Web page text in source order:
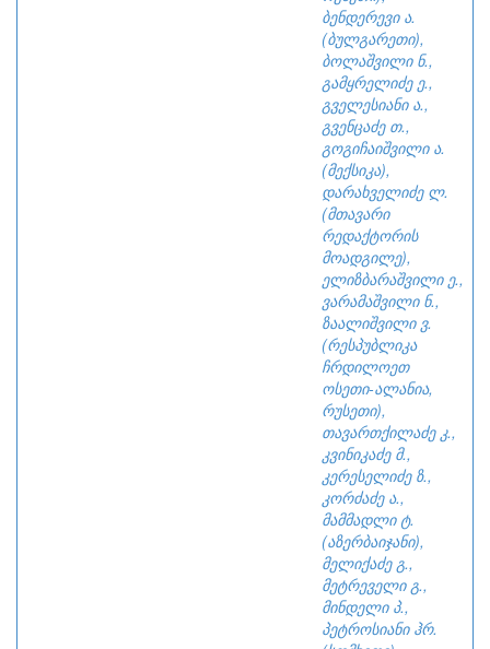
ბენდერევი ა.
(ბულგარეთი),
ბოლაშვილი ნ.,
გამყრელიძე ე.,
გველესიანი ა.,
გვენცაძე თ.,
გოგიჩაიშვილი ა.
(მექსიკა),
დარახველიძე ლ.
(მთავარი
რედაქტორის
მოადგილე),
ელიზბარაშვილი ე.,
ვარამაშვილი ნ.,
ზაალიშვილი ვ.
(რესპუბლიკა
ჩრდილოეთ
ოსეთი-ალანია,
რუსეთი),
თავართქილაძე კ.,
კვინიკაძე მ.,
კერესელიძე ზ.,
კორძაძე ა.,
მამმადლი ტ.
(აზერბაიჯანი),
მელიქაძე გ.,
მეტრეველი გ.,
მინდელი პ.,
პეტროსიანი ჰრ.